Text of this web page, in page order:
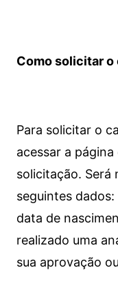
Como solicitar o
Para solicitar o
acessar a
solicitação. Será
seguintes
data de
realizado uma
sua aprovação